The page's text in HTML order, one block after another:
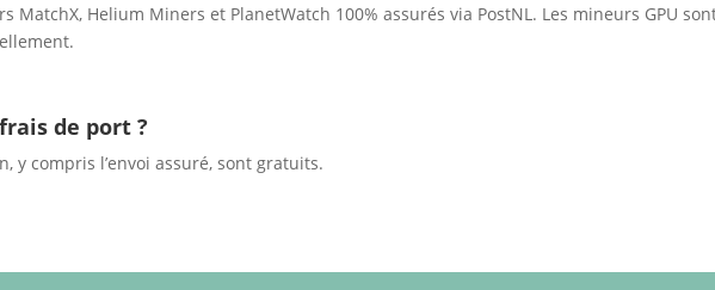
MatchX, Helium Miners et PlanetWatch 100% assurés via PostNL. Les mineurs GPU
de port ?
y compris l’envoi assuré, sont gratuits.